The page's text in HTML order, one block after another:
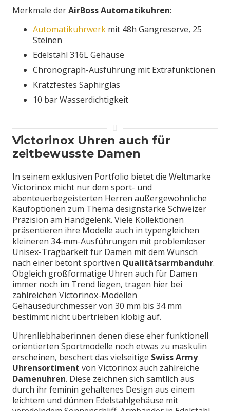
Merkmale derAirBoss Automatikuhren:
Automatikuhrwerk mit 48h Gangreserve, 25
Steinen
Edelstahl 316L Gehäuse
Chronograph-Ausführung mit Extrafunktionen
Kratzfestes Saphirglas
10 bar Wasserdichtigkeit
Victorinox Uhren auch für
zeitbewusste Damen
In seinem exklusiven Portfolio bietet die Weltmarke
Victorinox micht nur dem sport- und
abenteuerbegeisterten Herren außergewöhnliche
Kaufoptionen zum Thema designstarke Schweizer
Präzision am Handgelenk. Viele Kollektionen
präsentieren ihre Modelle auch in typengleichen
kleineren 34-mm-Ausführungen mit problemloser
Unisex-Tragbarkeit für Damen mit dem Wunsch
nach einer betont sportiven Qualitätsarmbanduhr.
Obgleich großformatige Uhren auch für Damen
immer noch im Trend liegen, tragen hier bei
zahlreichen Victorinox-Modellen
Gehäusedurchmesser von 30 mm bis 34 mm
bestimmt nicht übertrieben klobig auf.
Uhrenliebhaberinnen denen diese eher funktionell
orientierten Sportmodelle noch etwas zu maskulin
erscheinen, beschert das vielseitige Swiss Army
Uhrensortiment von Victorinox auch zahlreiche
Damenuhren. Diese zeichnen sich sämtlich aus
durch ihr feminin gehaltenes Design aus einem
leichtem und dünnen Edelstahlgehäuse mit